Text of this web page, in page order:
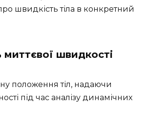
швидкість тіла в конкретний
миттєвої швидкості
положення тіл, надаючи
під час аналізу динамічних